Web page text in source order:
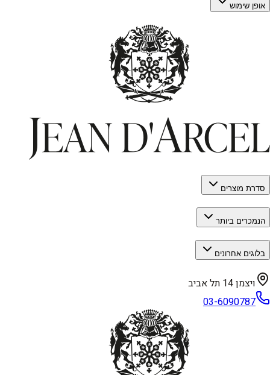
אופן שימוש
סדרת מוצרים
הנמכרים ביותר
בלוגים אחרונים
ויצמן 14 תל אביב
03-6090787